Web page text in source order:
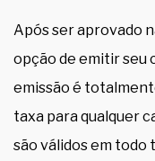
Após ser aprovado
opção de emitir seu
emissão é
taxa para qualquer
são válidos em